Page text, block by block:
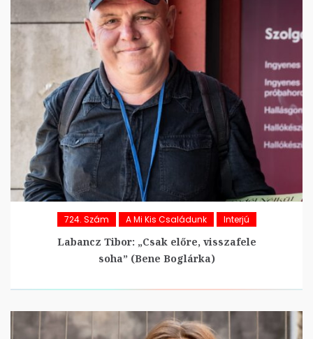
724. Szám A Mi Kis Családunk Interjú
Labancz Tibor: „Csak előre, visszafele
soha” (Bene Boglárka)